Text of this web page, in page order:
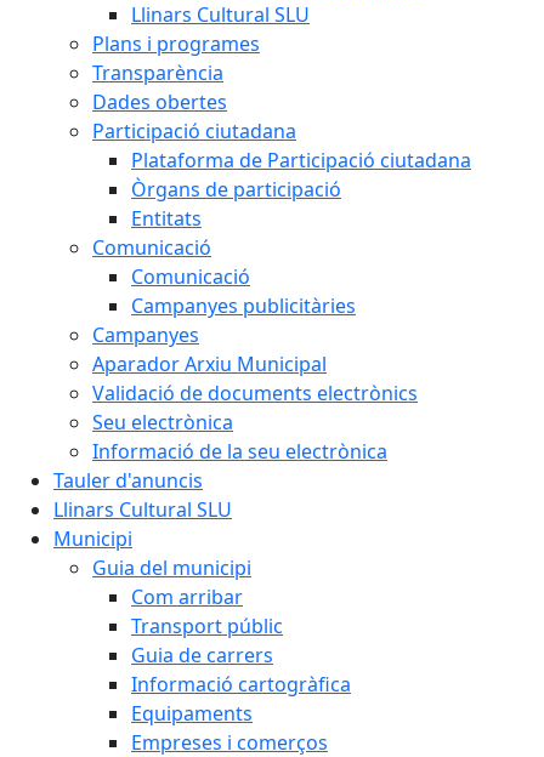
Llinars Cultural SLU
Plans i programes
Transparència
Dades obertes
Participació ciutadana
Plataforma de Participació ciutadana
Òrgans de participació
Entitats
Comunicació
Comunicació
Campanyes publicitàries
Campanyes
Aparador Arxiu Municipal
Validació de documents electrònics
Seu electrònica
Informació de la seu electrònica
Tauler d'anuncis
Llinars Cultural SLU
Municipi
Guia del municipi
Com arribar
Transport públic
Guia de carrers
Informació cartogràfica
Equipaments
Empreses i comerços